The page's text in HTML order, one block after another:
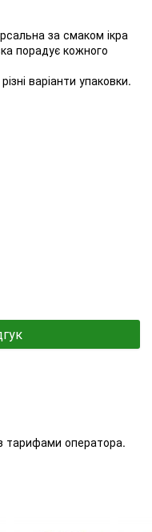
за смаком ікра
порадує кожного
варіанти упаковки.
тарифами оператора.